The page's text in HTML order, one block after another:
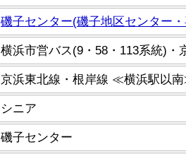
磯子センター(磯子地区センター
横浜市営バス(9・58・113系統)・
京浜東北線・根岸線 ≪横浜駅以
シニア
磯子センター